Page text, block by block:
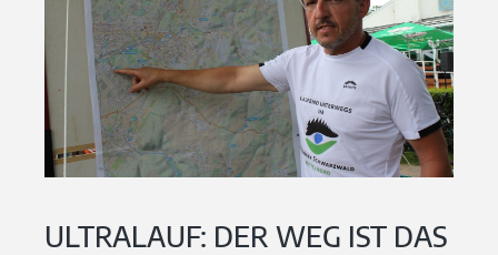
ULTRALAUF: DER WEG IST DAS